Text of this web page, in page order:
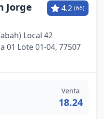
Jorge
4.2 (66)
Local 42
01 Lote 01-04, 77507
Venta
18.24